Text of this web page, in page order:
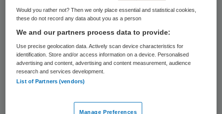
Tedros noemde het de “volgende uitdaging”
om meer van het medicijn te maken en het
snel en “rechtvaardig” over de hele wereld
te verspreiden.
Het middel moet daar terechtkomen waar
het het meest nodig is, aldus Tedros. Hij
Would you rather not? Then we only place essential and statistical cookies,
these do not record any data about you as a person
We and our partners process data to provide:
Use precise geolocation data. Actively scan device characteristics for
identification. Store and/or access information on a device. Personalised
advertising and content, advertising and content measurement, audience
research and services development.
List of Partners (vendors)
Manage Preferences